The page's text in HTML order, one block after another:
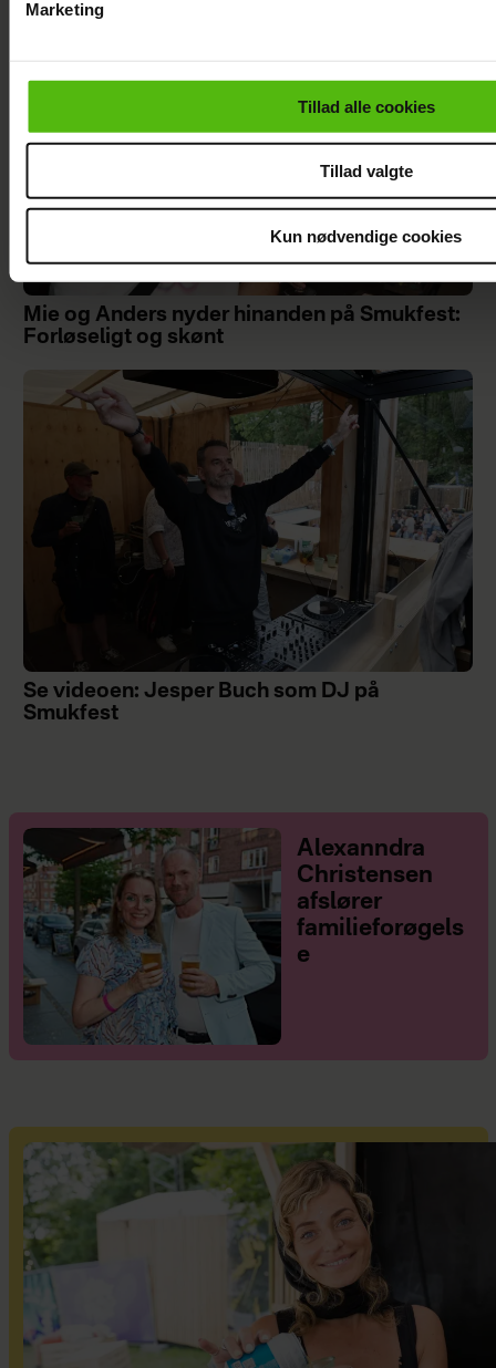
cookiepolitik.
Marketing
Tillad alle cookies
Tillad valgte
Kun nødvendige cookies
Mie og Anders nyder hinanden på Smukfest:
Forløseligt og skønt
Se videoen: Jesper Buch som DJ på
Smukfest
Alexanndra
Christensen
afslører
familieforøgels
e